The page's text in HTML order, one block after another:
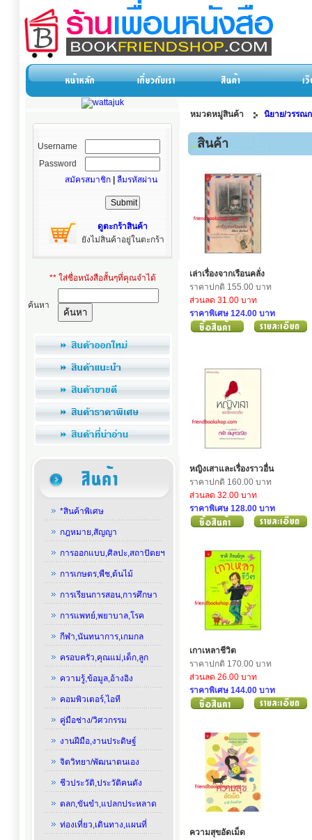
Username
Password
สมัครสมาชิก
ลืมรหัสผ่าน
ดูตะกร้าสินค้า
ยังไม่สินค้าอยู่ในตะกร้า
** ใส่ชื่อหนังสือสั้นๆที่คุณจำได้
ค้นหา
*สินค้าพิเศษ
กฎหมาย,สัญญา
การออกแบบ,ศิลปะ,สถาปัตยฯ
การเกษตร,พืช,ต้นไม้
การเรียนการสอน,การศึกษา
การแพทย์,พยาบาล,โรค
กีฬา,นันทนาการ,เกมกล
ครอบครัว,คุณแม่,เด็ก,ลูก
ความรู้,ข้อมูล,อ้างอิง
คอมพิวเตอร์,ไอที
คู่มือช่าง/วิศวกรรม
งานฝีมือ,งานประดิษฐ์
จิตวิทยา/พัฒนาตนเอง
ชีวประวัติ,ประวัติคนดัง
ตลก,ขันขำ,แปลกประหลาด
ท่องเที่ยว,เดินทาง,แผนที่
หมวดหมู่สินค้า นิยาย/วรรณก
สินค้า
เล่าเรื่องจากเรือนคลั่ง
ราคาปกติ 155.00 บาท
ส่วนลด 31.00 บาท
ราคาพิเศษ 124.00 บาท
หญิงเสาและเรื่องราวอื่น
ราคาปกติ 160.00 บาท
ส่วนลด 32.00 บาท
ราคาพิเศษ 128.00 บาท
เกาเหลาชีวิต
ราคาปกติ 170.00 บาท
ส่วนลด 26.00 บาท
ราคาพิเศษ 144.00 บาท
ความสุขอัดเม็ด